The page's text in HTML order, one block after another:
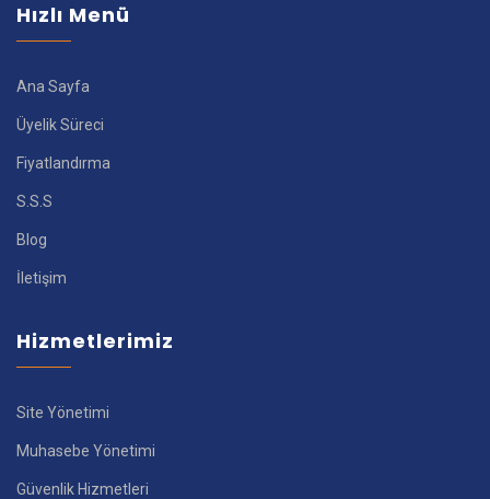
Hızlı Menü
Ana Sayfa
Üyelik Süreci
Fiyatlandırma
S.S.S
Blog
İletişim
Hizmetlerimiz
Site Yönetimi
Muhasebe Yönetimi
Güvenlik Hizmetleri